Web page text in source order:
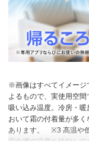
※画像はすべてイメージ
よるもので、実使用空間
吸い込み温度。冷房・
おいて霜の付着量が多
あります。
※3 高温や
室内機で温度を検知し